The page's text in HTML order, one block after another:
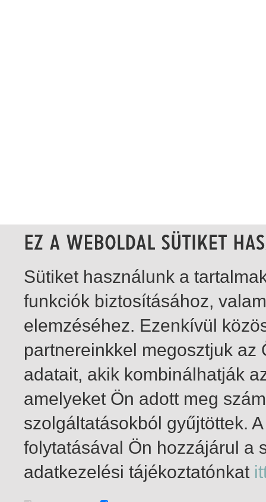
1-11 / insgesamt 11 Treffer
Sütiket használunk a
funkciók biztosításához,
elemzéséhez. Ezenkívül
partnereinkkel megosztjuk
adatait, akik kombinálhatják
amelyeket Ön adott meg
szolgáltatásokból gyűjtöttek.
folytatásával Ön hozzájárul a
adatkezelési tájékoztatónkat